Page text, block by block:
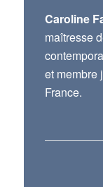
Caroline
maîtresse
et membre
France.